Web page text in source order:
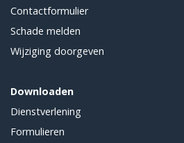
Contactformulier
Schade melden
Wijziging doorgeven
Downloaden
Dienstverlening
Formulieren